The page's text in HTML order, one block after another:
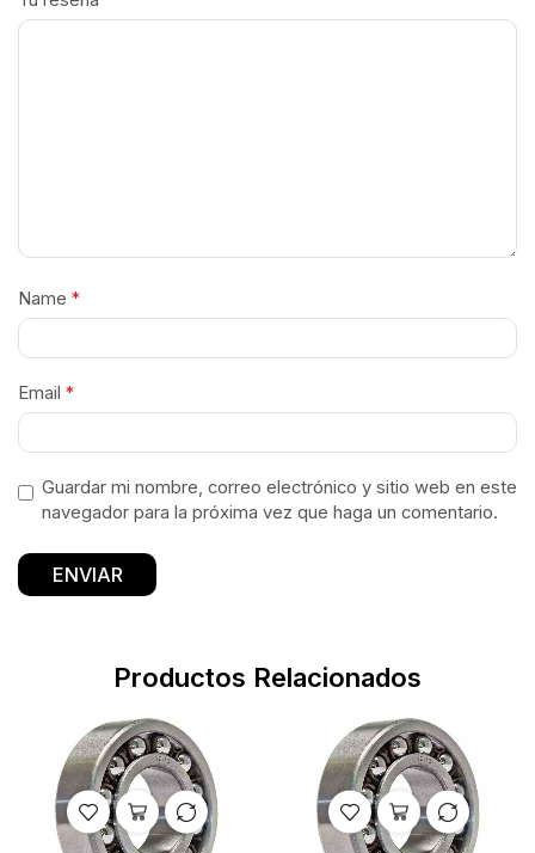
Name *
Email *
Guardar mi nombre, correo electrónico y sitio web en este
navegador para la próxima vez que haga un comentario.
Productos Relacionados